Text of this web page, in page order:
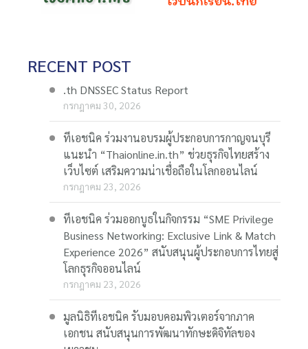
RECENT POST
.th DNSSEC Status Report
กรกฎาคม 30, 2026
ทีเอชนิค ร่วมงานอบรมผู้ประกอบการกาญจนบุรี
แนะนำ “Thaionline.in.th” ช่วยธุรกิจไทยสร้าง
เว็บไซต์ เสริมความน่าเชื่อถือในโลกออนไลน์
กรกฎาคม 23, 2026
ทีเอชนิค ร่วมออกบูธในกิจกรรม “SME Privilege
Business Networking: Exclusive Link & Match
Experience 2026” สนับสนุนผู้ประกอบการไทยสู่
โลกธุรกิจออนไลน์
กรกฎาคม 23, 2026
มูลนิธิทีเอชนิค รับมอบคอมพิวเตอร์จากภาค
เอกชน สนับสนุนการพัฒนาทักษะดิจิทัลของ